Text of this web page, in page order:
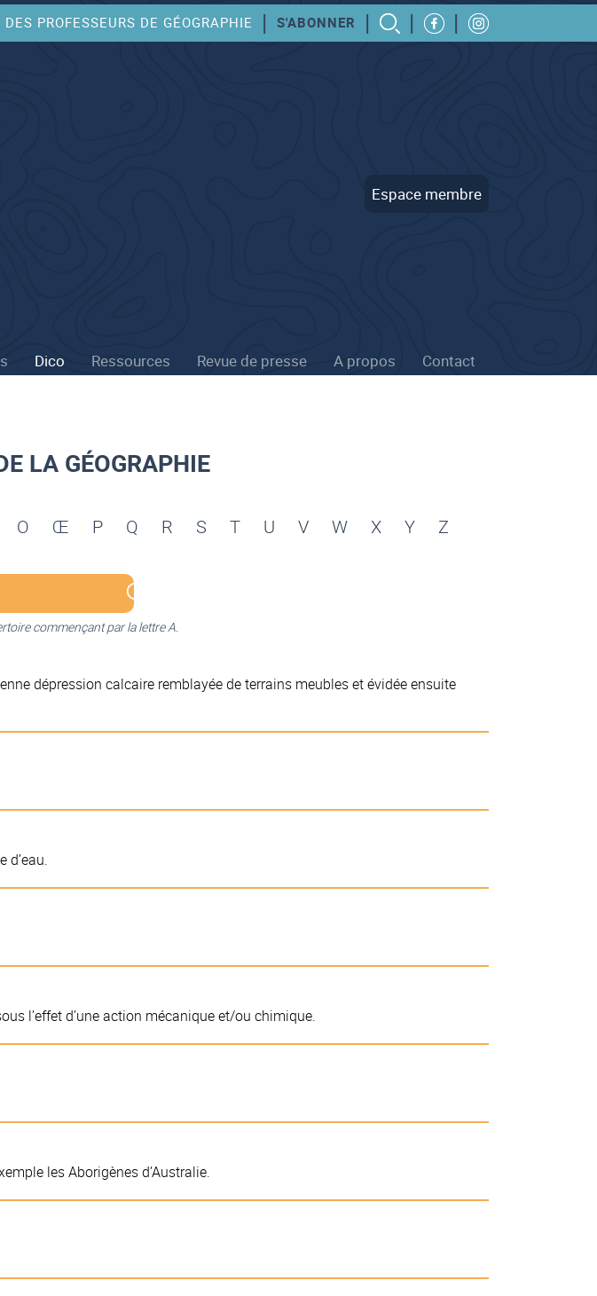
PROFESSEURS DE GÉOGRAPHIE | S'ABONNER | | |
Espace membre
Dico Ressources Revue de presse A propos Contact
LA GÉOGRAPHIE
O Œ P Q R S T U V W X Y Z
commençant par la lettre A.
dépression calcaire remblayée de terrains meubles et évidée ensuite
d’eau.
l’effet d’une action mécanique et/ou chimique.
les Aborigènes d’Australie.